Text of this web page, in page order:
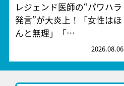
レジェンド医師の“パワハラ
発言”が大炎上！「女性はほ
んと無理」「…
2026.08.06